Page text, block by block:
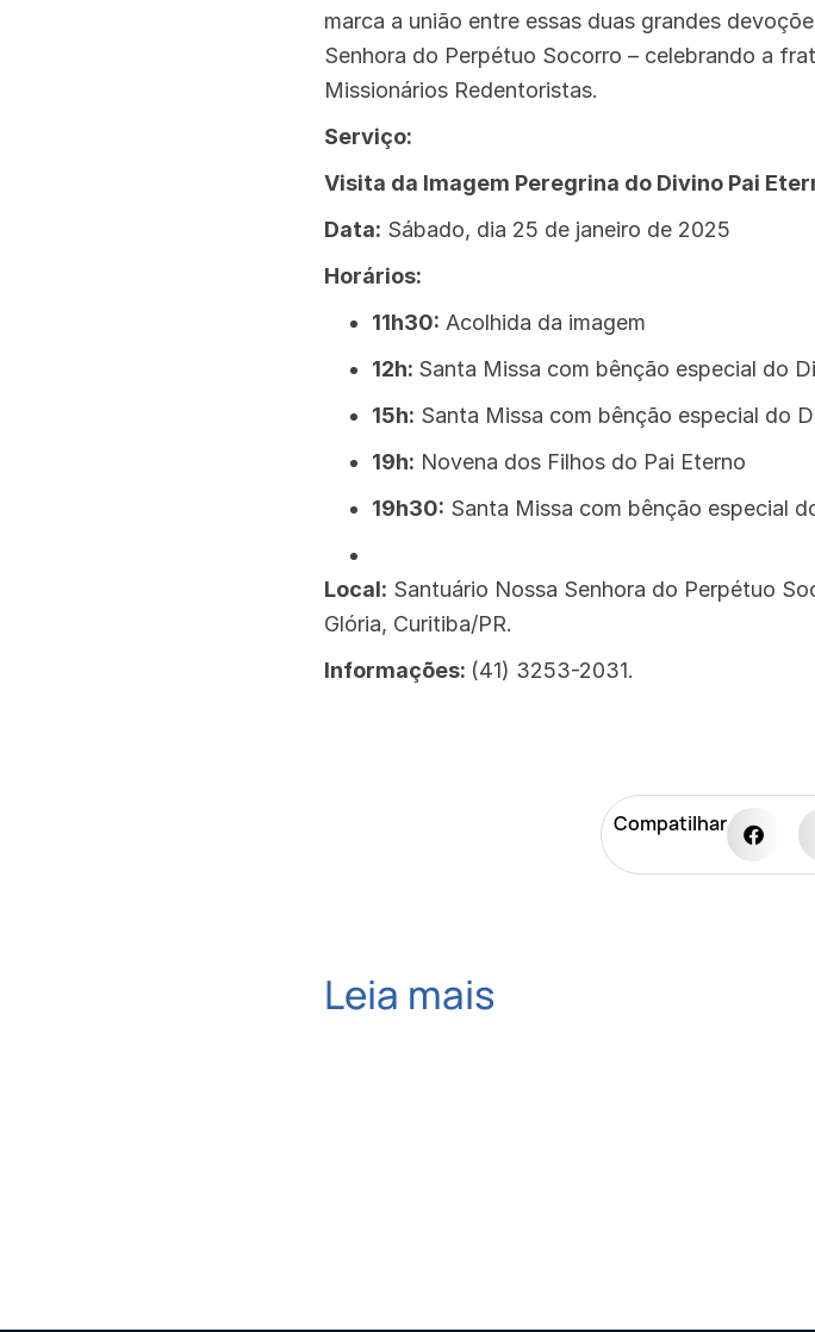
marca a união entre essas duas grandes
Senhora do Perpétuo Socorro – celebrando a
Missionários Redentoristas.
Serviço:
Visita da Imagem Peregrina do Divino Pai
Data: Sábado, dia 25 de janeiro de 2025
Horários:
11h30: Acolhida da imagem
12h: Santa Missa com bênção especial do
15h: Santa Missa com bênção especial do
19h: Novena dos Filhos do Pai Eterno
19h30: Santa Missa com bênção especial
Local: Santuário Nossa Senhora do Perpétuo
Glória, Curitiba/PR.
Informações: (41) 3253-2031.
Compatilhar
Leia mais